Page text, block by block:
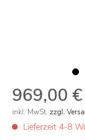
969,00
inkl. MwSt. zzgl.
Lieferzeit 4-8